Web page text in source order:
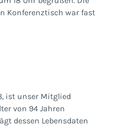
Konferenztisch war fast
ist unser Mitglied
von 94 Jahren
dessen Lebensdaten